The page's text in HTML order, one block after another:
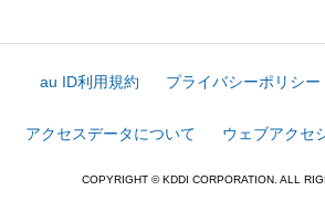
au ID利用規約 プライバシーポリシー
アクセスデータについて ウェブアクセ
COPYRIGHT © KDDI CORPORATION. ALL